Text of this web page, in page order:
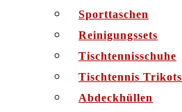
Sporttaschen
Reinigungssets
Tischtennisschuhe
Tischtennis Trikots
Abdeckhüllen